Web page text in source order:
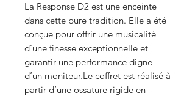
La Response D2 est une enceinte
dans cette pure tradition. Elle a été
conçue pour offrir une musicalité
d’une finesse exceptionnelle et
garantir une performance digne
d’un moniteur.Le coffret est réalisé à
partir d’une ossature rigide en